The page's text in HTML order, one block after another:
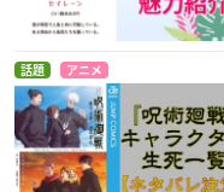
話題 アニメ